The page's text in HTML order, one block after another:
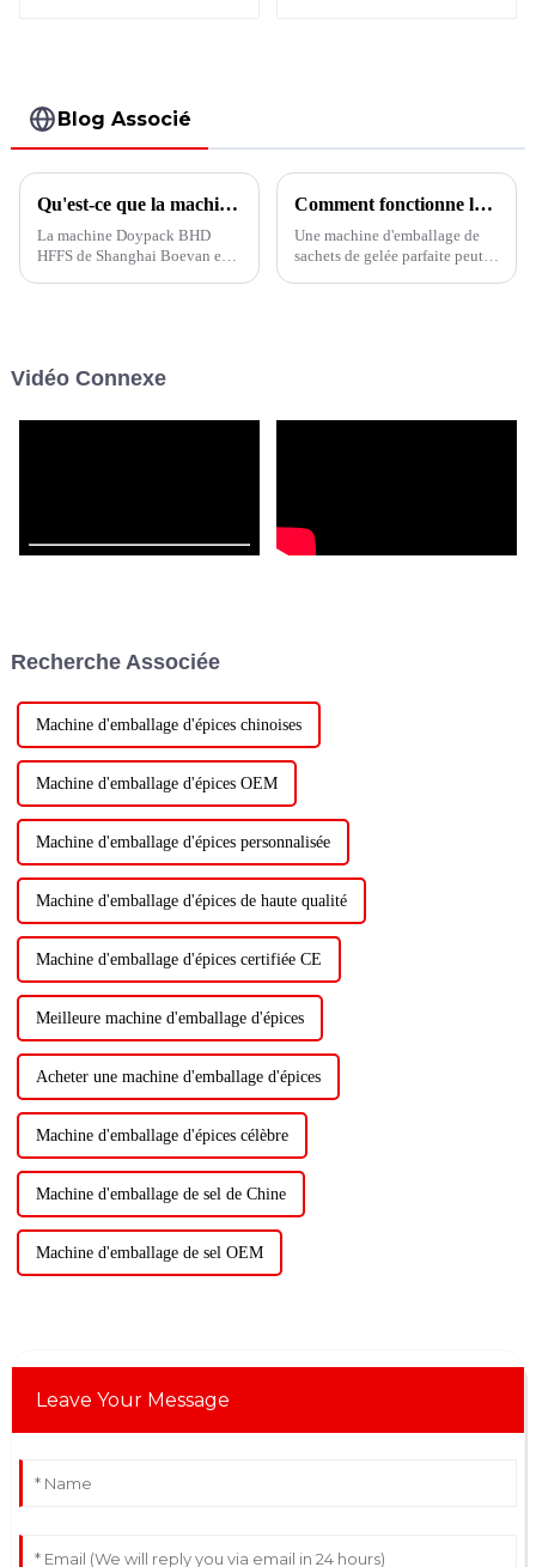
Blog Associé
Qu'est-ce que la machine Doypack BHD HFFS ?
La machine Doypack BHD
HFFS de Shanghai Boevan est
trous de suspension, de formes
glissière et...
Comment fonctionne la machine d'emballage de gelée en sachet ?
Une machine d'emballage de
sachets de gelée parfaite peut
Vidéo Connexe
Recherche Associée
Machine d'emballage d'épices chinoises
Machine d'emballage d'épices OEM
Machine d'emballage d'épices personnalisée
Machine d'emballage d'épices de haute qualité
Machine d'emballage d'épices certifiée CE
Meilleure machine d'emballage d'épices
Acheter une machine d'emballage d'épices
Machine d'emballage d'épices célèbre
Machine d'emballage de sel de Chine
Machine d'emballage de sel OEM
Leave Your Message